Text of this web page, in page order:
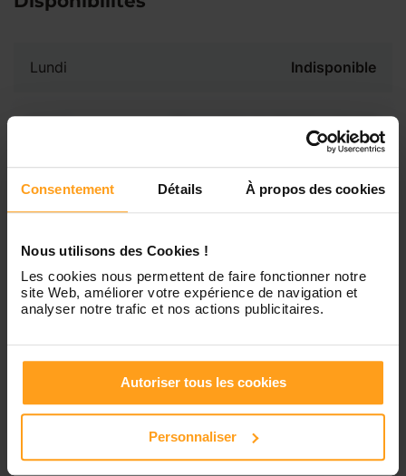
Consentement Détails À propos des cookies
Nous utilisons des Cookies !
Les cookies nous permettent de faire fonctionner notre
site Web, améliorer votre expérience de navigation et
analyser notre trafic et nos actions publicitaires.
Autoriser tous les cookies
Personnaliser
Lundi Indisponible
Mercredi Disponible de 00:00 à 00:30
Vendredi Disponible de 00:00 à 00:00
Dimanche Disponible de 00:00 à 00:00
Vous souhaitez connaître les
disponibilités de Matt ?
Contactez-nous